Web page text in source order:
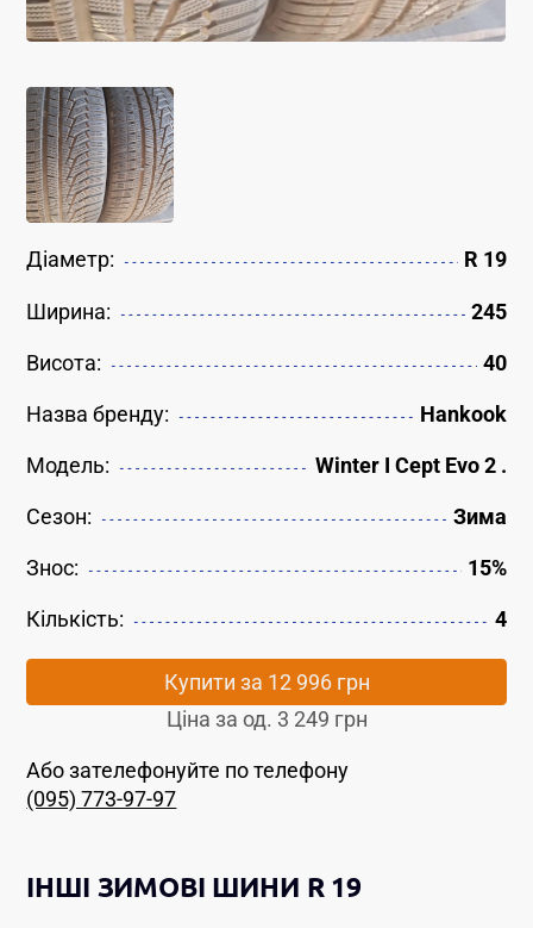
Діаметр: R 19
Ширина: 245
Висота: 40
Назва бренду: Hankook
Модель: Winter I Cept Evo 2 .
Сезон: Зима
Знос: 15%
Кількість: 4
Купити за 12 996 грн
Ціна за од. 3 249 грн
Або зателефонуйте по телефону
(095) 773-97-97
ІНШІ ЗИМОВІ ШИНИ R 19